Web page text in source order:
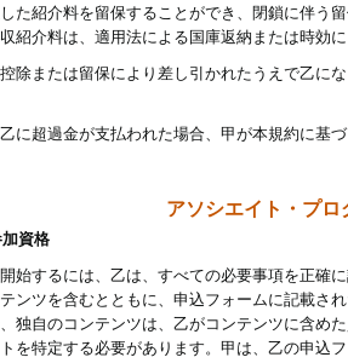
た紹介料を留保することができ、閉鎖に伴う
紹介料は、適用法による国庫返納または時効
除または留保により差し引かれたうえで乙に
に超過金が支払われた場合、甲が本規約に基
アソシエイト・プ
資格
始するには、乙は、すべての必要事項を正確
ンツを含むとともに、申込フォームに記載さ
独自のコンテンツは、乙がコンテンツに含め
を特定する必要があります。甲は、乙の申込